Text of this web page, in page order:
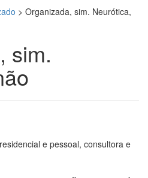
> Organizada, sim. Neurótica,
sim.
e pessoal, consultora e